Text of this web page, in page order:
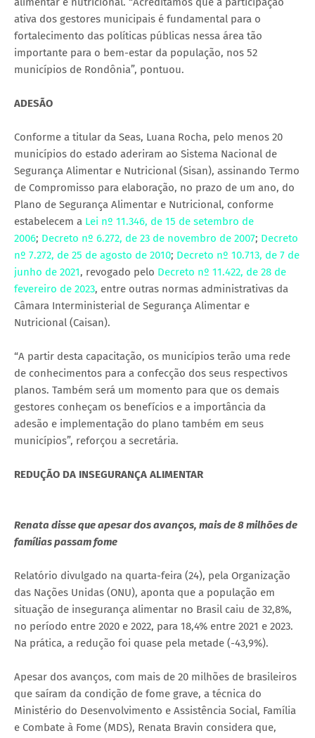
ativa dos gestores municipais é fundamental para o
fortalecimento das políticas públicas nessa área tão
importante para o bem-estar da população, nos 52
municípios de Rondônia”, pontuou.
ADESÃO
Conforme a titular da Seas, Luana Rocha, pelo menos 20
municípios do estado aderiram ao Sistema Nacional de
Segurança Alimentar e Nutricional (Sisan), assinando Termo
de Compromisso para elaboração, no prazo de um ano, do
Plano de Segurança Alimentar e Nutricional, conforme
estabelecem a Lei nº 11.346, de 15 de setembro de
2006; Decreto nº 6.272, de 23 de novembro de 2007; Decreto
nº 7.272, de 25 de agosto de 2010; Decreto nº 10.713, de 7 de
junho de 2021, revogado pelo Decreto nº 11.422, de 28 de
fevereiro de 2023, entre outras normas administrativas da
Câmara Interministerial de Segurança Alimentar e
Nutricional (Caisan).
“A partir desta capacitação, os municípios terão uma rede
de conhecimentos para a confecção dos seus respectivos
planos. Também será um momento para que os demais
gestores conheçam os benefícios e a importância da
adesão e implementação do plano também em seus
municípios”, reforçou a secretária.
REDUÇÃO DA INSEGURANÇA ALIMENTAR
Renata disse que apesar dos avanços, mais de 8 milhões de
famílias passam fome
Relatório divulgado na quarta-feira (24), pela Organização
das Nações Unidas (ONU), aponta que a população em
situação de insegurança alimentar no Brasil caiu de 32,8%,
no período entre 2020 e 2022, para 18,4% entre 2021 e 2023.
Na prática, a redução foi quase pela metade (-43,9%).
Apesar dos avanços, com mais de 20 milhões de brasileiros
que saíram da condição de fome grave, a técnica do
Ministério do Desenvolvimento e Assistência Social, Família
e Combate à Fome (MDS), Renata Bravin considera que,